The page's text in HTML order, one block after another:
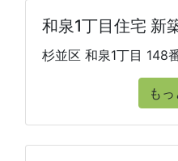
和泉1丁目住宅 新
杉並区 和泉1丁目 148
も